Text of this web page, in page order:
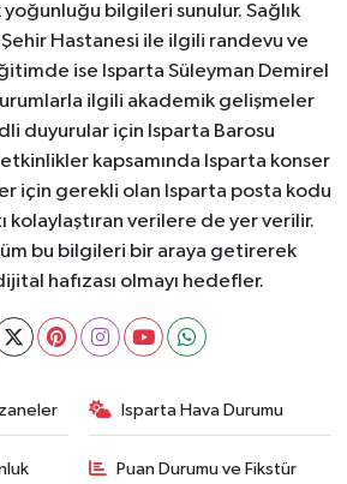
bilgileri sunulur. Sağlık
Hastanesi ile ilgili randevu ve
ise Isparta Süleyman Demirel
ilgili akademik gelişmeler
duyurular için Isparta Barosu
etkinlikler kapsamında Isparta konser
için gerekli olan Isparta posta kodu
kolaylaştıran verilere de yer verilir.
bu bilgileri bir araya getirerek
hafızası olmayı hedefler.
Isparta Hava Durumu
Puan Durumu ve Fikstür